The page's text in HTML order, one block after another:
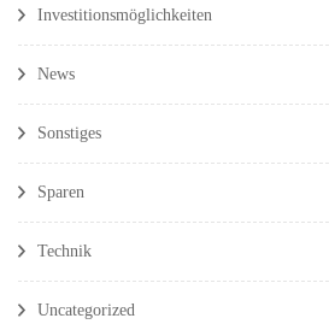
Investitionsmöglichkeiten
News
Sonstiges
Sparen
Technik
Uncategorized